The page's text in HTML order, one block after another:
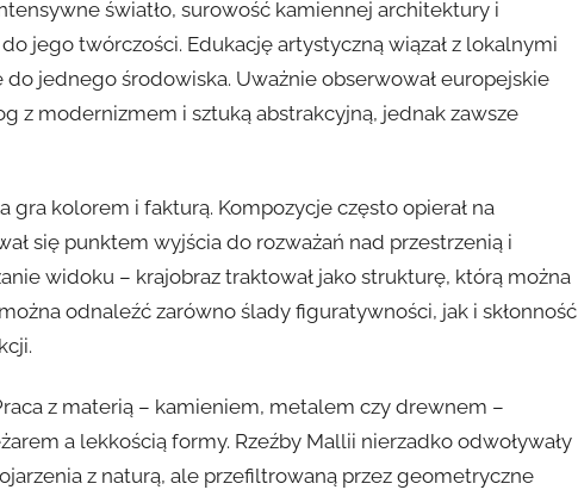
światło, surowość kamiennej architektury i
jego twórczości. Edukację artystyczną wiązał z lokalnymi
jednego środowiska. Uważnie obserwował europejskie
z modernizmem i sztuką abstrakcyjną, jednak zawsze
kolorem i fakturą. Kompozycje często opierał na
się punktem wyjścia do rozważań nad przestrzenią i
widoku – krajobraz traktował jako strukturę, którą można
odnaleźć zarówno ślady figuratywności, jak i skłonność
z materią – kamieniem, metalem czy drewnem –
a lekkością formy. Rzeźby Mallii nierzadko odwoływały
z naturą, ale przefiltrowaną przez geometryczne